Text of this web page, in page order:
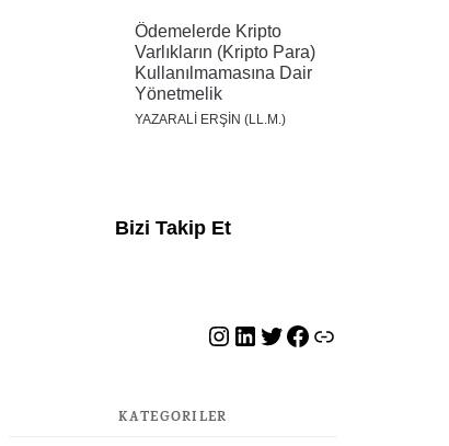
Ödemelerde Kripto
Varlıkların (Kripto Para)
Kullanılmamasına Dair
Yönetmelik
YAZARALI ERŞİN (LL.M.)
Bizi Takip Et
Instagram
LinkedIn
Twitter
Facebook
HvB WhatsApp Grubu
KATEGORILER